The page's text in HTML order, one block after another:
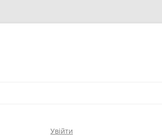
Увійти